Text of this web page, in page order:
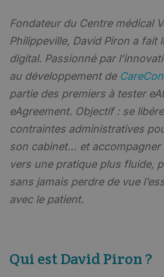
Fondateur du Centre médical
Philippeville, David Piron a fait
digital. Passionné par
au développement de
partie des premiers à tester
eAgreement. Objectif : se
contraintes administratives
son cabinet… et accompagner
vers une pratique plus fluide,
sans jamais perdre de vue
avec le patient.
Qui est David Piron ?